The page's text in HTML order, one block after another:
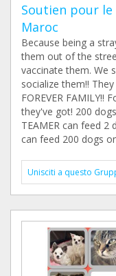
Soutien pour le
Maroc
Because being a
them out of the
vaccinate them. We
socialize them!!
FOREVER FAMILY!!
they've got! 200
TEAMER can feed 2
can feed 200 dogs
Unisciti a questo